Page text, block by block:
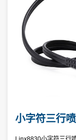
小字符三行